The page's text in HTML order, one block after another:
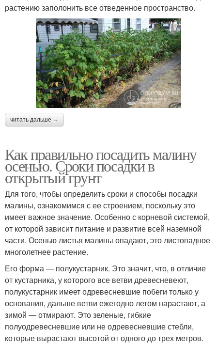
растению заполонить все отведенное пространство.
читать дальше →
Как правильно посадить малину
осенью. Сроки посадки в
открытый грунт
Для того, чтобы определить сроки и способы посадки
малины, ознакомимся с ее строением, поскольку это
имеет важное значение. Особенно с корневой системой,
от которой зависит питание и развитие всей наземной
части. Осенью листья малины опадают, это листопадное
многолетнее растение.
Его форма — полукустарник. Это значит, что, в отличие
от кустарника, у которого все ветви древесневеют,
полукустарник имеет одревесневшие побеги только у
основания, дальше ветви ежегодно летом нарастают, а
зимой — отмирают. Это зеленые, гибкие
полуодревесневшие или не одревесневшие стебли,
которые вырастают высотой от одного до трех метров.